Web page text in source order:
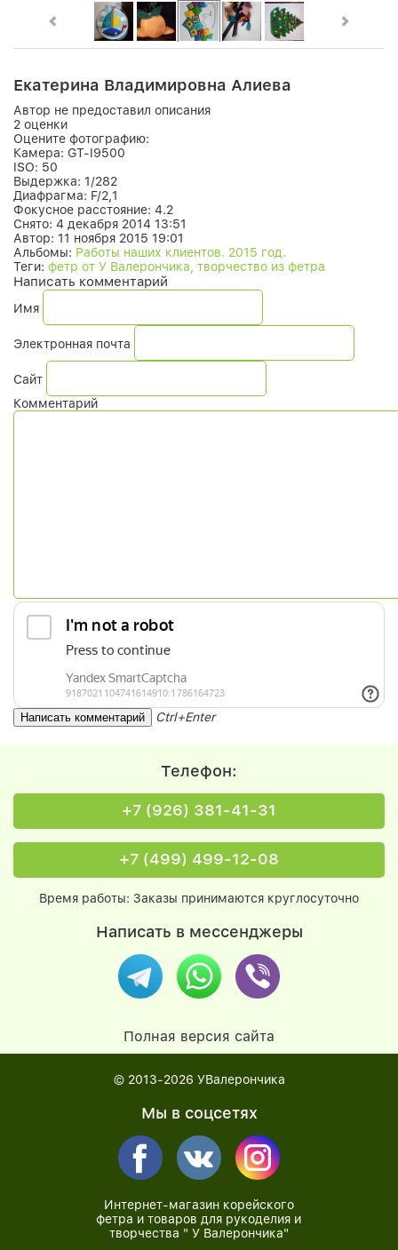
Екатерина Владимировна Алиева
Автор не предоставил описания
2 оценки
Оцените фотографию:
Камера: GT-I9500
ISO: 50
Выдержка: 1/282
Диафрагма: F/2,1
Фокусное расстояние: 4.2
Снято: 4 декабря 2014 13:51
Автор: 11 ноября 2015 19:01
Альбомы: Работы наших клиентов. 2015 год.
Теги: фетр от У Валерончика, творчество из фетра
Написать комментарий
Имя
Электронная почта
Сайт
Комментарий
Ctrl+Enter
Телефон:
+7 (926) 381-41-31
+7 (499) 499-12-08
Время работы: Заказы принимаются круглосуточно
Написать в мессенджеры
Полная версия сайта
© 2013-2026 УВалерончика
Мы в соцсетях
Интернет-магазин корейского
фетра и товаров для рукоделия и
творчества " У Валерончика"